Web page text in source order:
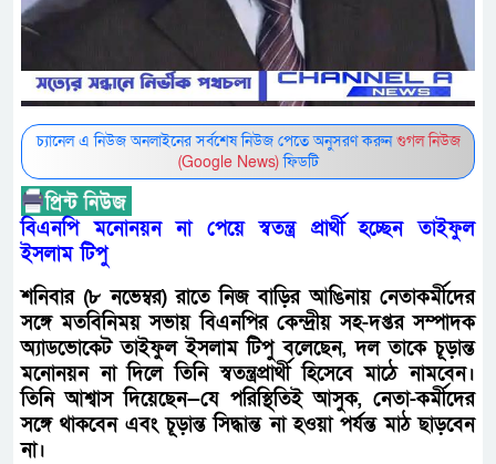
চ্যানেল এ নিউজ অনলাইনের সর্বশেষ নিউজ পেতে অনুসরণ করুনগুগল নিউজ
(Google News)ফিডটি
বিএনপি মনোনয়ন না পেয়ে স্বতন্ত্র প্রার্থী হচ্ছেন তাইফুল
ইসলাম টিপু
শনিবার (৮ নভেম্বর) রাতে নিজ বাড়ির আঙিনায় নেতাকর্মীদের
সঙ্গে মতবিনিময় সভায় বিএনপির কেন্দ্রীয় সহ-দপ্তর সম্পাদক
অ্যাডভোকেট তাইফুল ইসলাম টিপু বলেছেন, দল তাকে চূড়ান্ত
মনোনয়ন না দিলে তিনি স্বতন্ত্রপ্রার্থী হিসেবে মাঠে নামবেন।
তিনি আশ্বাস দিয়েছেন—যে পরিস্থিতিই আসুক, নেতা-কর্মীদের
সঙ্গে থাকবেন এবং চূড়ান্ত সিদ্ধান্ত না হওয়া পর্যন্ত মাঠ ছাড়বেন
না।